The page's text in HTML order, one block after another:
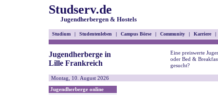
Studserv.de
Jugendherbergen & Hostels
Studium | Studentenleben | Campus Börse | Community | Karriere |
Jugendherberge in
Lille Frankreich
Eine preiswerte
oder Bed &
gesucht?
Montag, 10. August 2026
Jugendherberge online